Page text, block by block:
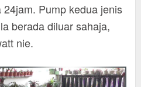
Pump kedua jenis
berada diluar sahaja,
nie.